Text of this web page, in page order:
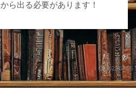
から出る必要があります！
2022.01.05